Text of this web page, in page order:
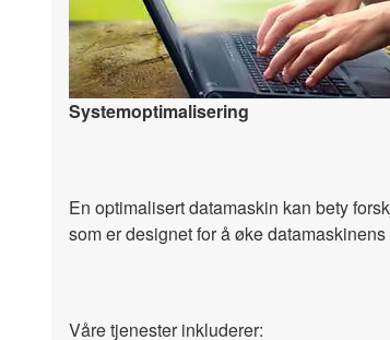
Systemoptimalisering
En optimalisert datamaskin kan bety
som er designet for å øke
Våre tjenester inkluderer: